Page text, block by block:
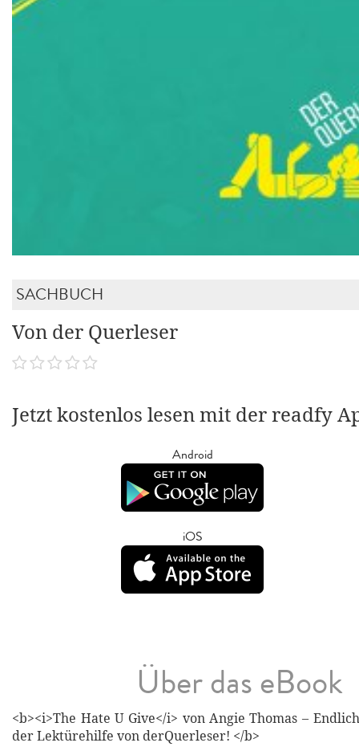
SACHBUCH
Von der Querleser
Jetzt kostenlos lesen mit der readfy
Android
iOS
Über das eBook
<b><i>The Hate U Give</i> von Angie Thomas –
der Lektürehilfe von derQuerleser! </b>